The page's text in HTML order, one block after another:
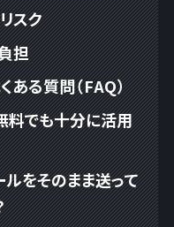
スク
担
ある質問（FAQ）
料でも十分に活用
をそのまま送って